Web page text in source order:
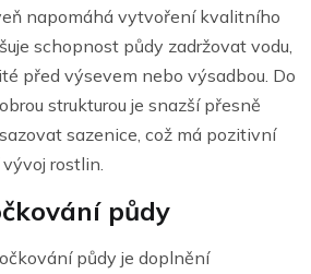
napomáhá vytvoření kvalitního
schopnost půdy zadržovat vodu,
před výsevem nebo výsadbou. Do
strukturou je snazší přesně
sazenice, což má pozitivní
rostlin.
půdy
půdy je doplnění